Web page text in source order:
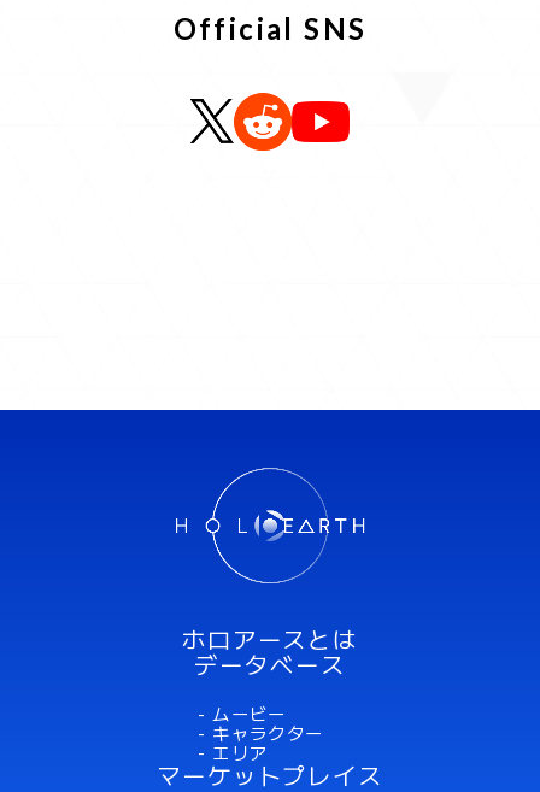
ホロアースのセカイ
Official SNS
ホロアースとは
データベース
- ムービー
- キャラクター
- エリア
マーケットプレイス